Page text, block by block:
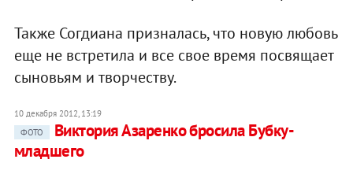
Также Согдиана призналась, что новую любовь
еще не встретила и все свое время посвящает
сыновьям и творчеству.
10 декабря 2012, 13:19
ФОТО
Виктория Азаренко бросила Бубку-
младшего